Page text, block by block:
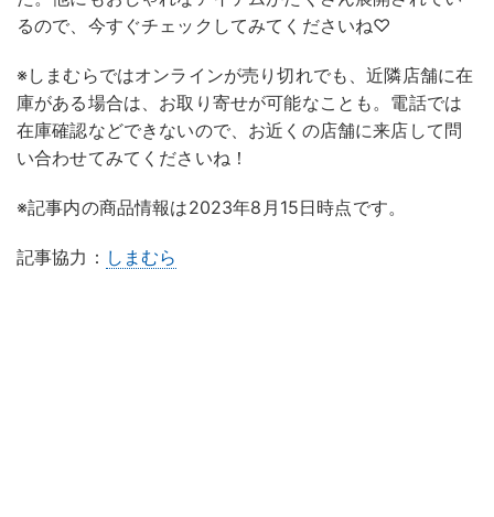
るので、今すぐチェックしてみてくださいね♡
※しまむらではオンラインが売り切れでも、近隣店舗に在
庫がある場合は、お取り寄せが可能なことも。電話では
在庫確認などできないので、お近くの店舗に来店して問
い合わせてみてくださいね！
※記事内の商品情報は2023年8月15日時点です。
記事協力： しまむら